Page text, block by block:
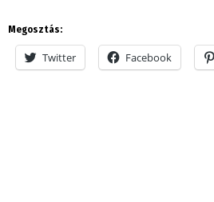
Megosztás:
Twitter Facebook